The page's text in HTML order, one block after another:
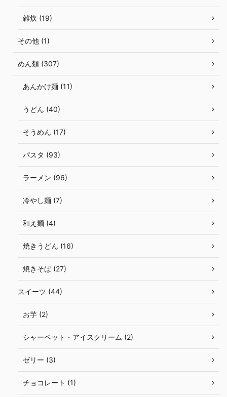
雑炊 (19)
その他 (1)
めん類 (307)
あんかけ麺 (11)
うどん (40)
そうめん (17)
パスタ (93)
ラーメン (96)
冷やし麺 (7)
和え麺 (4)
焼きうどん (16)
焼きそば (27)
スイーツ (44)
お芋 (2)
シャーベット・アイスクリーム (2)
ゼリー (3)
チョコレート (1)